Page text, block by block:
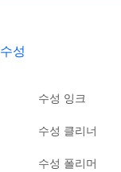
수성
수성 잉크
수성 클리너
수성 폴리머